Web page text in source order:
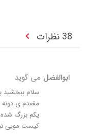
38 نظرات
ابوالفضل می گوید
سلام
مقعدم ی
یکم بزرگ
کیست مویی